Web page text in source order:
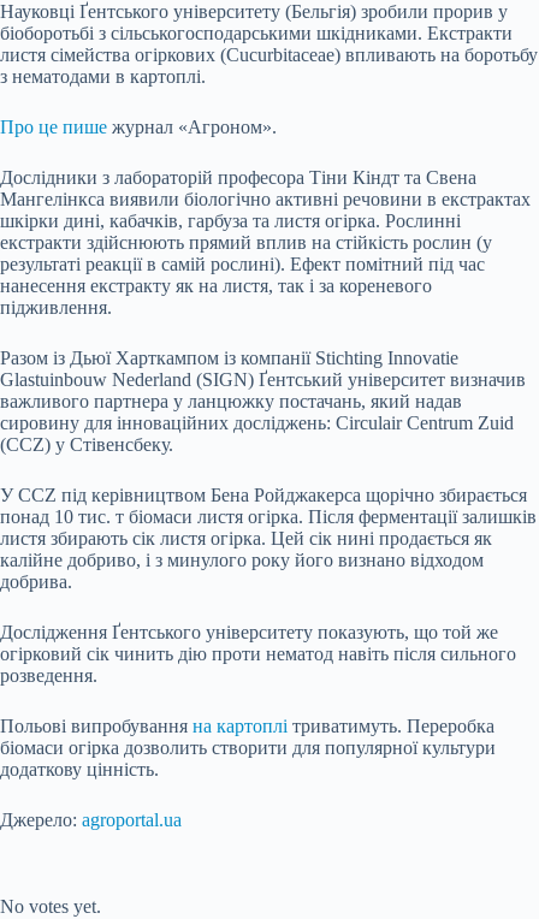
Науковці Ґентського університету (Бельгія) зробили прорив у
біоборотьбі з сільськогосподарськими шкідниками. Екстракти
листя сімейства огіркових (Cucurbitaceae) впливають на боротьбу
з нематодами в картоплі.
Про це пише журнал «Агроном».
Дослідники з лабораторій професора Тіни Кіндт та Свена
Мангелінкса виявили біологічно активні речовини в екстрактах
шкірки дині, кабачків, гарбуза та листя огірка. Рослинні
екстракти здійснюють прямий вплив на стійкість рослин (у
результаті реакції в самій рослині). Ефект помітний під час
нанесення екстракту як на листя, так і за кореневого
підживлення.
Разом із Дьюї Харткампом із компанії Stichting Innovatie
Glastuinbouw Nederland (SIGN) Ґентський університет визначив
важливого партнера у ланцюжку постачань, який надав
сировину для інноваційних досліджень: Circulair Centrum Zuid
(CCZ) у Стівенсбеку.
У CCZ під керівництвом Бена Ройджакерса щорічно збирається
понад 10 тис. т біомаси листя огірка. Після ферментації залишків
листя збирають сік листя огірка. Цей сік нині продається як
калійне добриво, і з минулого року його визнано відходом
добрива.
Дослідження Ґентського університету показують, що той же
огірковий сік чинить дію проти нематод навіть після сильного
розведення.
Польові випробування на картоплі триватимуть. Переробка
біомаси огірка дозволить створити для популярної культури
додаткову цінність.
Джерело: agroportal.ua
No votes yet.